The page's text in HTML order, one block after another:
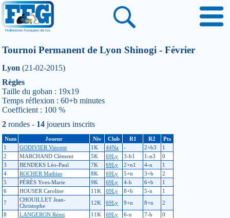
Tournoi Permanent de Lyon Shinogi - Février
Lyon (21-02-2015)
Règles
Taille du goban : 19x19
Temps réflexion : 60+b minutes
Coefficient : 100 %
2 rondes - 14 joueurs inscrits
Num Joueur Niv Club R1 R2
Pts
1
GODIVIER Vincent 1K 44Na - 2+b3
1
2
MARCHAND Clément 5K 69Ly 3-b1 1-n3
0
3
BENDEKS Léo-Paul 7K 69Ly 2+n1 4-n
1
4
ROCHER Mathias 8K 69Ly 5+n 3+b
2
5
PÉRÈS Yves-Marie 9K 69Ly 4-b 6+b
1
6
HOUSER Caroline 11K 69Ly 8+b 5-n
1
7
CHOUILLET Jean-
Christophe
12K 69Ly 9+n 8+n
2
8
LANGERON Rémi 11K 69Ly 6-n 7-b
0